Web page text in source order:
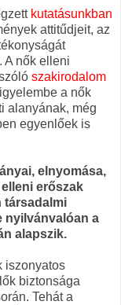
kutatásunkban
attitűdjeit, az
A nők elleni
szakirodalom
a nők
alanyának, még
egyenlőek is
elnyomása,
erőszak
társadalmi
nyilvánvalóan a
alapszik.
iszonyatos
biztonsága
Tehát a